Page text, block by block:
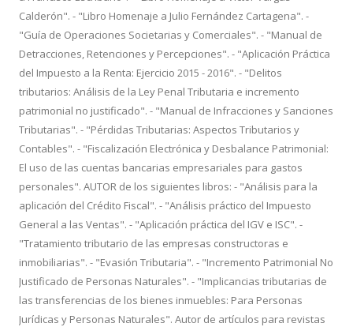
Calderón". - "Libro Homenaje a Julio Fernández Cartagena". -
"Guía de Operaciones Societarias y Comerciales". - "Manual de
Detracciones, Retenciones y Percepciones". - "Aplicación Práctica
del Impuesto a la Renta: Ejercicio 2015 - 2016". - "Delitos
tributarios: Análisis de la Ley Penal Tributaria e incremento
patrimonial no justificado". - "Manual de Infracciones y Sanciones
Tributarias". - "Pérdidas Tributarias: Aspectos Tributarios y
Contables". - "Fiscalización Electrónica y Desbalance Patrimonial:
El uso de las cuentas bancarias empresariales para gastos
personales". AUTOR de los siguientes libros: - "Análisis para la
aplicación del Crédito Fiscal". - "Análisis práctico del Impuesto
General a las Ventas". - "Aplicación práctica del IGV e ISC". -
"Tratamiento tributario de las empresas constructoras e
inmobiliarias". - "Evasión Tributaria". - "Incremento Patrimonial No
Justificado de Personas Naturales". - "Implicancias tributarias de
las transferencias de los bienes inmuebles: Para Personas
Jurídicas y Personas Naturales". Autor de artículos para revistas